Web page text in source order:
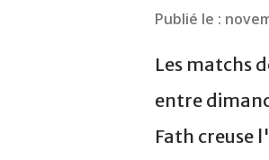
Publié le :
Les matchs
entre
Fath creuse